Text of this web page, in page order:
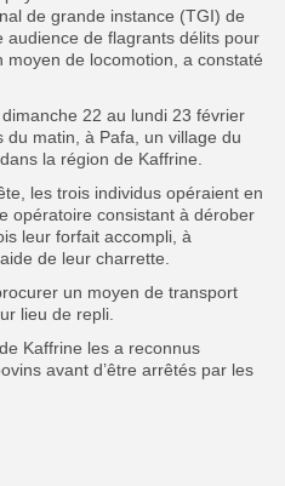
de grande instance (TGI) de
audience de flagrants délits pour
moyen de locomotion, a constaté
22 au lundi 23 février
matin, à Pafa, un village du
la région de Kaffrine.
les trois individus opéraient en
opératoire consistant à dérober
leur forfait accompli, à
de leur charrette.
un moyen de transport
lieu de repli.
Kaffrine les a reconnus
avant d’être arrêtés par les